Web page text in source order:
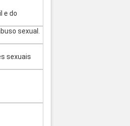
e do
sexual.
sexuais